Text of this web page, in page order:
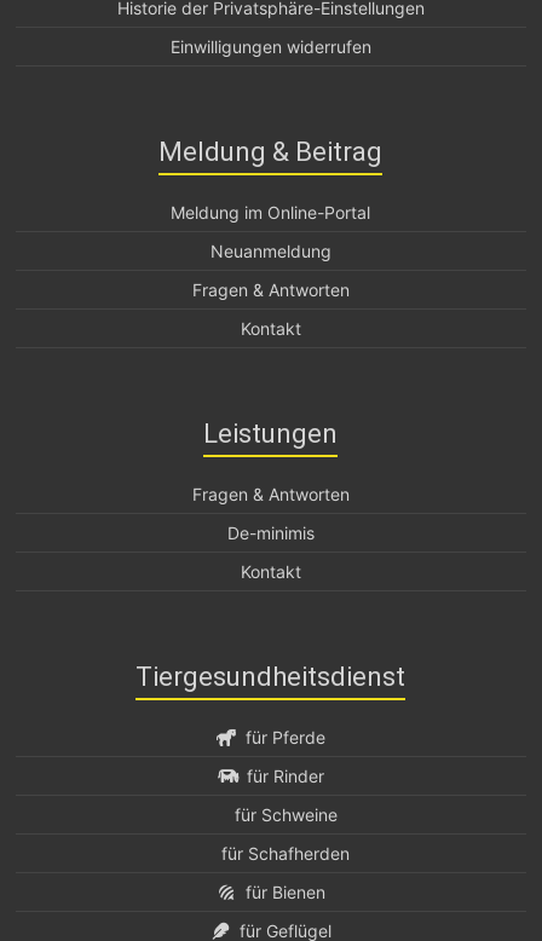
Historie der Privatsphäre-Einstellungen
Einwilligungen widerrufen
Meldung & Beitrag
Meldung im Online-Portal
Neuanmeldung
Fragen & Antworten
Kontakt
Leistungen
Fragen & Antworten
De-minimis
Kontakt
Tiergesundheitsdienst
für Pferde
für Rinder
für Schweine
für Schafherden
für Bienen
für Geflügel